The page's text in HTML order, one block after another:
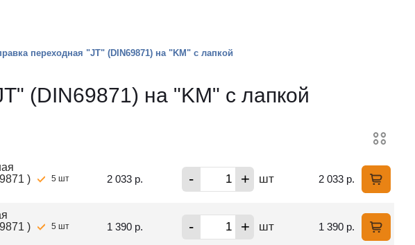
переходная "JT" (DIN69871) на "KM" с лапкой
(DIN69871) на "KM" с лапкой
)
5 шт 2 033 р. - + шт 2 033 р.
)
5 шт 1 390 р. - + шт 1 390 р.